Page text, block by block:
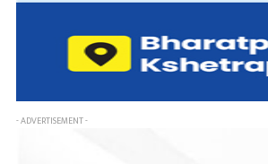
- ADVERTISEMENT -